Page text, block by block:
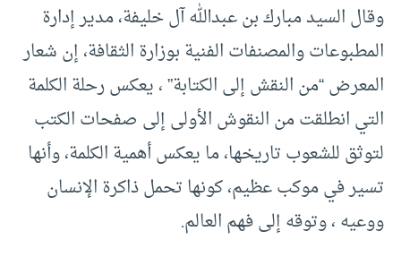
وقال السيد مبارك بن عبدالله آل خليفة، مدير إدارة
المطبوعات والمصنفات الفنية بوزارة الثقافة، إن شعار
المعرض “من النقش إلى الكتابة” ، يعكس رحلة الكلمة
التي انطلقت من النقوش الأولى إلى صفحات الكتب
لتوثق للشعوب تاريخها، ما يعكس أهمية الكلمة، وأنها
تسير في موكب عظيم، كونها تحمل ذاكرة الإنسان
ووعيه ، وتوقه إلى فهم العالم.